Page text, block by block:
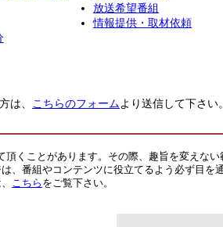
放送希望番組
情報提供・取材依頼
は、 こちらのフォームより送信して下さい。
頂くことがあります。その際、趣旨を変えな
、番組やコンテンツに役立てるよう必ず目
こちら をご覧下さい。